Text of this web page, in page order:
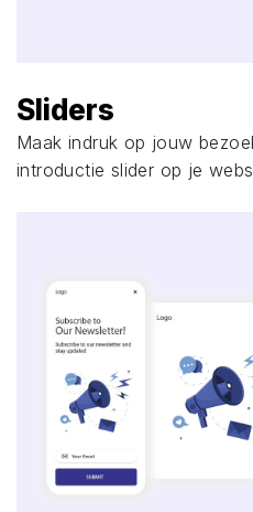
Sliders
Maak indruk op jouw
introductie slider op je